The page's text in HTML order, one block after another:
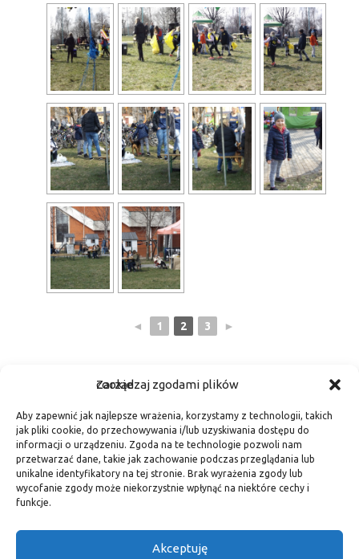
Zarządzaj zgodami plików cookie
Aby zapewnić jak najlepsze wrażenia, korzystamy z technologii, takich
jak pliki cookie, do przechowywania i/lub uzyskiwania dostępu do
informacji o urządzeniu. Zgoda na te technologie pozwoli nam
przetwarzać dane, takie jak zachowanie podczas przeglądania lub
unikalne identyfikatory na tej stronie. Brak wyrażenia zgody lub
wycofanie zgody może niekorzystnie wpłynąć na niektóre cechy i
funkcje.
Akceptuję
◄ 1 2 3 ►
Fa
c
e
b
o
M
as
t
o
o
m
ail
S
h
ar
e
Post navigation
←O eko śniadaniu w radiu
II Mysłowicka Gala